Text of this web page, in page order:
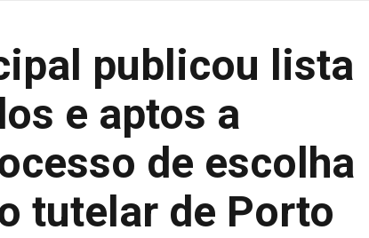
publicou lista
e aptos a
de escolha
tutelar de Porto